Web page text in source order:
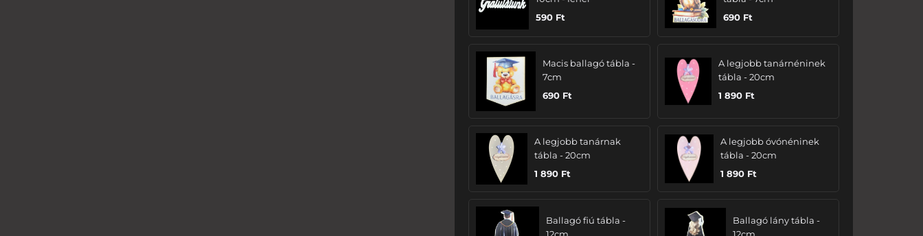
590 Ft
690 Ft
Macis ballagó tábla -
7cm
690 Ft
A legjobb tanárnéninek
tábla - 20cm
1 890 Ft
A legjobb tanárnak
tábla - 20cm
1 890 Ft
A legjobb óvónéninek
tábla - 20cm
1 890 Ft
Ballagó fiú tábla -
Ballagó lány tábla -